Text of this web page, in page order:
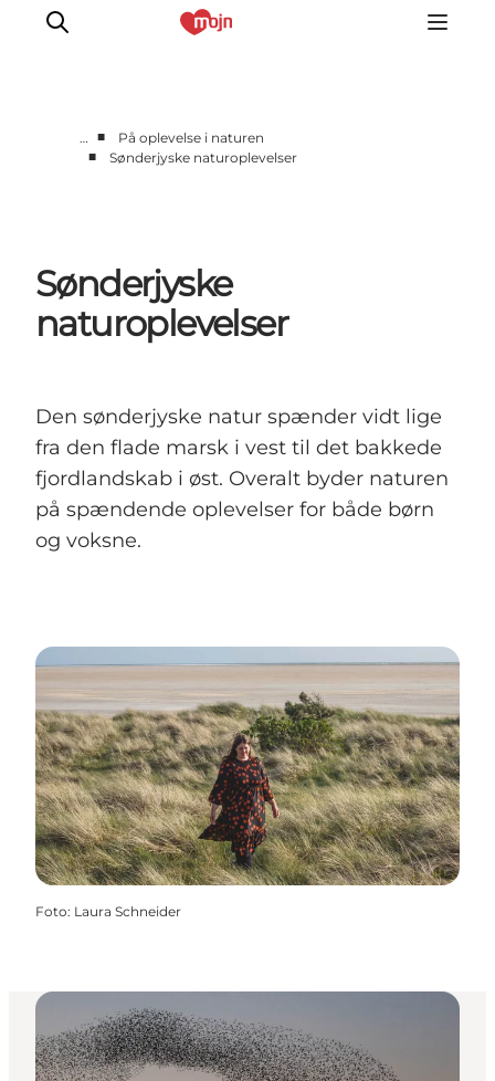
Overnatning
Planlæg din ferie
Booking
… ■
På oplevelse i naturen
■
Sønderjyske naturoplevelser
Sønderjyske
naturoplevelser
Den sønderjyske natur spænder vidt lige
fra den flade marsk i vest til det bakkede
fjordlandskab i øst. Overalt byder naturen
på spændende oplevelser for både børn
og voksne.
Foto: Laura Schneider